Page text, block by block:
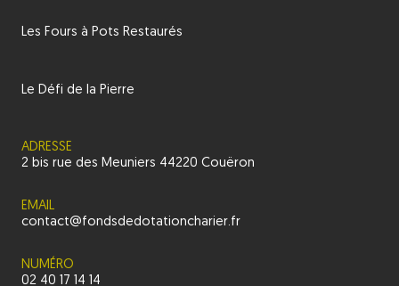
Les Fours à Pots Restaurés
Le Défi de la Pierre
ADRESSE
2 bis rue des Meuniers 44220 Couëron
EMAIL
contact@fondsdedotationcharier.fr
NUMÉRO
02 40 17 14 14